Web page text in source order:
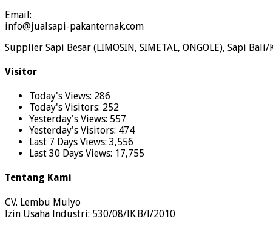
Email:
info@jualsapi-pakanternak.com
Supplier Sapi Besar (LIMOSIN, SIMETAL, ONGOLE), Sapi
Visitor
Today's Views: 286
Today's Visitors: 252
Yesterday's Views: 557
Yesterday's Visitors: 474
Last 7 Days Views: 3,556
Last 30 Days Views: 17,755
Tentang Kami
CV. Lembu Mulyo
Izin Usaha Industri: 530/08/IK.B/I/2010